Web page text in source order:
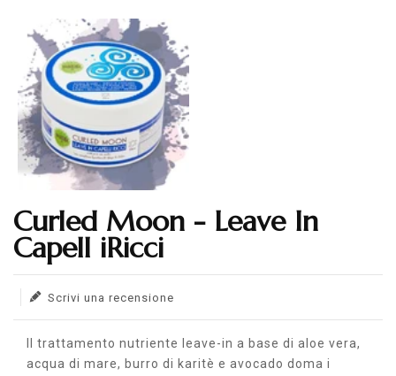
Curled Moon - Leave In
Capell iRicci
Scrivi una recensione
Translation missing: en.products.product.loader_label
Il trattamento nutriente leave-in a base di aloe vera,
acqua di mare, burro di karitè e avocado doma i